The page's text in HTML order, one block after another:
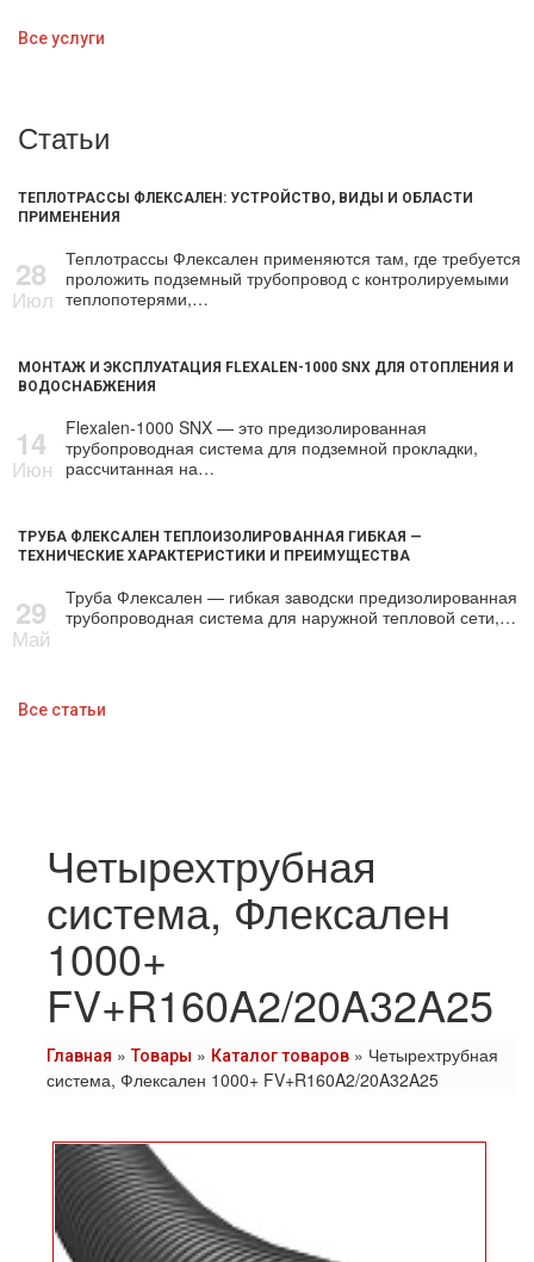
Все услуги
Статьи
ТЕПЛОТРАССЫ ФЛЕКСАЛЕН: УСТРОЙСТВО, ВИДЫ И ОБЛАСТИ
ПРИМЕНЕНИЯ
28
Июл
Теплотрассы Флексален применяются там, где требуется
проложить подземный трубопровод с контролируемыми
теплопотерями,…
МОНТАЖ И ЭКСПЛУАТАЦИЯ FLEXALEN-1000 SNX ДЛЯ ОТОПЛЕНИЯ И
ВОДОСНАБЖЕНИЯ
14
Июн
Flexalen-1000 SNX — это предизолированная
трубопроводная система для подземной прокладки,
рассчитанная на…
ТРУБА ФЛЕКСАЛЕН ТЕПЛОИЗОЛИРОВАННАЯ ГИБКАЯ —
ТЕХНИЧЕСКИЕ ХАРАКТЕРИСТИКИ И ПРЕИМУЩЕСТВА
29
Май
Труба Флексален — гибкая заводски предизолированная
трубопроводная система для наружной тепловой сети,…
Все статьи
Четырехтрубная
система, Флексален
1000+
FV+R160A2/20A32A25
Главная »Товары » Каталог товаров » Четырехтрубная
система, Флексален 1000+ FV+R160A2/20A32A25